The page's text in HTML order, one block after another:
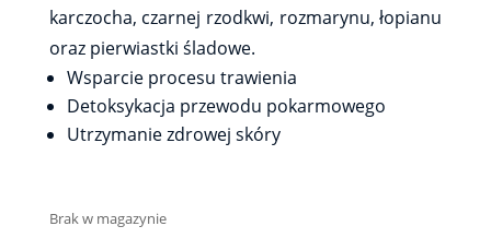
karczocha, czarnej rzodkwi, rozmarynu, łopianu
oraz pierwiastki śladowe.
Wsparcie procesu trawienia
Detoksykacja przewodu pokarmowego
Utrzymanie zdrowej skóry
Brak w magazynie